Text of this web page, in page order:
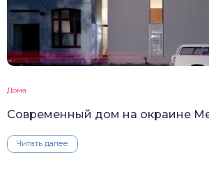
Дома
Современный дом на окраине
Читать далее